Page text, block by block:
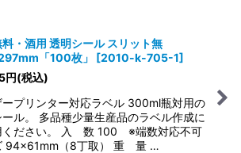
絞り込む
・酒用 透明シール スリット無
「100枚」
[2010-k-705-1]
円(税込)
ープリンター対応ラベル 300ml瓶対用の
ル。 多品種少量生産品のラベル作成に
ください。 入 数 100 ※端数対応不可
94×61mm（8丁取） 重 量 …